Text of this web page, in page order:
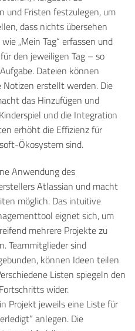
und Fristen festzulegen, um
dass nichts übersehen
„Mein Tag“ erfassen und
den jeweiligen Tag – so
Dateien können
Notizen erstellt werden. Die
das Hinzufügen und
und die Integration
erhöht die Effizienz für
Ökosystem sind.
Anwendung des
Atlassian und macht
möglich. Das intuitive
eignet sich, um
mehrere Projekte zu
Teammitglieder sind
können Ideen teilen
Listen spiegeln den
wider.
Projekt jeweils eine Liste für
anlegen. Die